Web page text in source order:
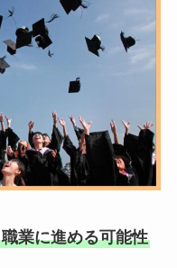
職業に進める可能性